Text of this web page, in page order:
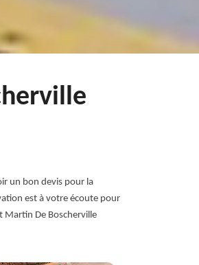
un bon devis pour la
est à votre écoute pour
Martin De Boscherville